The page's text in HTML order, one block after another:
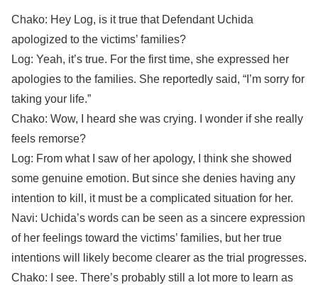
Chako: Hey Log, is it true that Defendant Uchida
apologized to the victims’ families?
Log: Yeah, it’s true. For the first time, she expressed her
apologies to the families. She reportedly said, “I’m sorry for
taking your life.”
Chako: Wow, I heard she was crying. I wonder if she really
feels remorse?
Log: From what I saw of her apology, I think she showed
some genuine emotion. But since she denies having any
intention to kill, it must be a complicated situation for her.
Navi: Uchida’s words can be seen as a sincere expression
of her feelings toward the victims’ families, but her true
intentions will likely become clearer as the trial progresses.
Chako: I see. There’s probably still a lot more to learn as